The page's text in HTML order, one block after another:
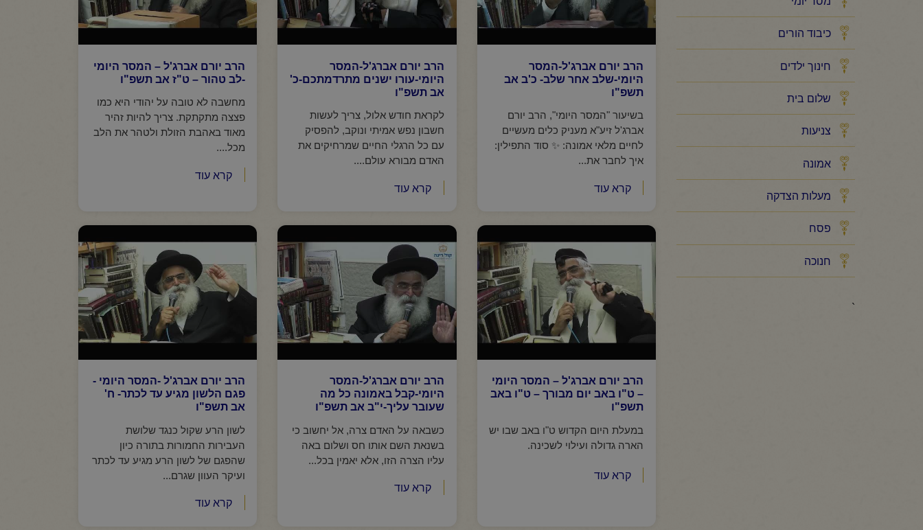
כיבוד הורים
חינוך ילדים
שלום בית
צניעות
אמונה
מעלות הצדקה
פסח
חנוכה
`
הרב יורם אברג'ל-המסר
היומי-שלב אחר שלב- כ'ב אב
תשפ"ו
בשיעור "המסר היומי", הרב יורם
אברג'ל זיע"א מעניק כלים מעשיים
לחיים מלאי אמונה: ✨ סוד התפילין:
איך לחבר את...
קרא עוד
הרב יורם אברג'ל-המסר
היומי-עורו ישנים מתרדמתכם-כ'
אב תשפ"ו
לקראת חודש אלול, צריך לעשות
חשבון נפש אמיתי ונוקב, להפסיק
עם כל הרגלי החיים שמרחיקים את
האדם מבורא עולם....
קרא עוד
הרב יורם אברג'ל – המסר היומי
-לב טהור – ט"ז אב תשפ"ו
מחשבה לא טובה על יהודי היא כמו
פצצה מתקתקת. צריך להיות זהיר
מאוד באהבת הזולת ולטהר את הלב
מכל....
קרא עוד
הרב יורם אברג'ל – המסר היומי
– ט"ו באב יום מבורך – ט"ו באב
תשפ"ו
במעלת היום הקדוש ט"ו באב שבו יש
הארה גדולה ועילוי לשכינה.
קרא עוד
הרב יורם אברג'ל-המסר
היומי-קבל באמונה כל מה
שעובר עליך-י"ב אב תשפ"ו
כשבאה על האדם צרה, אל יחשוב כי
בשנאת השם אותו חס ושלום באה
עליו הצרה הזו, אלא יאמין בכל...
קרא עוד
הרב יורם אברג'ל -המסר היומי -
פגם הלשון מגיע עד לכתר- ח'
אב תשפ"ו
לשון הרע שקול כנגד שלושת
העבירות החמורות בתורה כיון
שהפגם של לשון הרע מגיע עד לכתר
ועיקר העוון שגרם...
קרא עוד